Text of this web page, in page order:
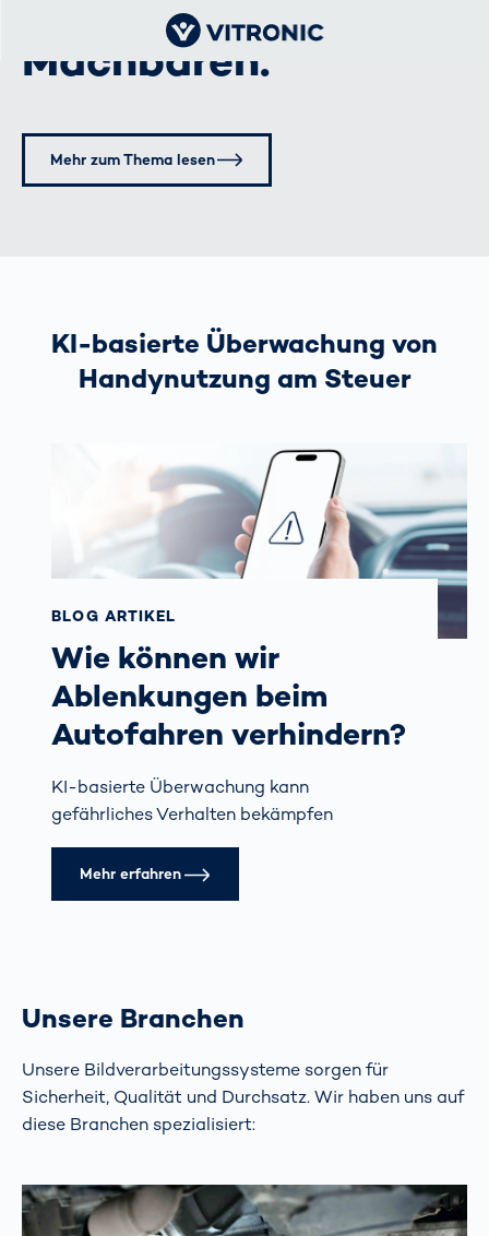
Machbaren.
Mehr zum Thema lesen
KI-basierte Überwachung von
Handynutzung am Steuer
BLOG ARTIKEL
Wie können wir
Ablenkungen beim
Autofahren verhindern?
KI-basierte Überwachung kann
gefährliches Verhalten bekämpfen
Mehr erfahren
Unsere Branchen
Unsere Bildverarbeitungssysteme sorgen für
Sicherheit, Qualität und Durchsatz. Wir haben uns auf
diese Branchen spezialisiert: